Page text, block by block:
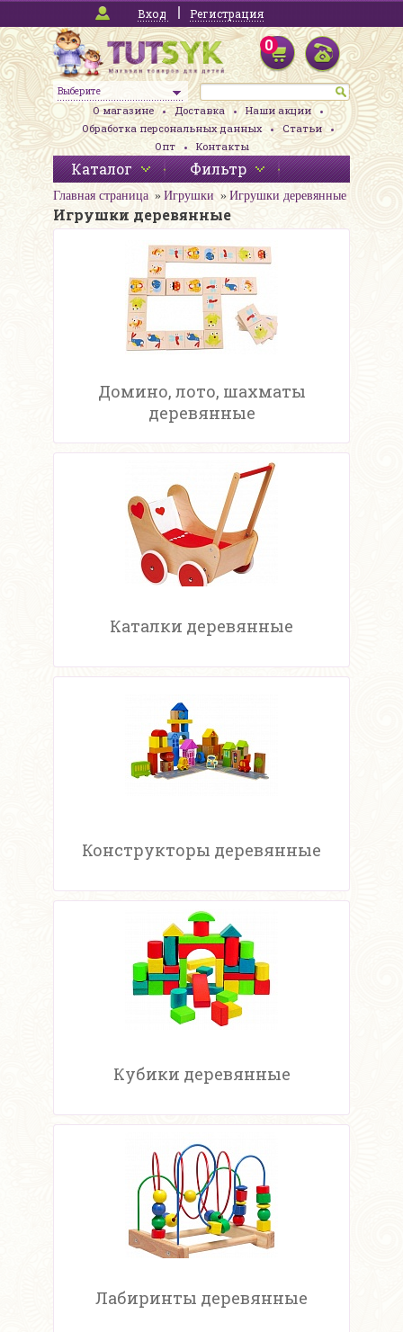
Вход Регистрация
Выберите
0
О магазине Доставка
Наши акции
Обработка персональных данных
Статьи
Опт
Контакты
Каталог Фильтр
Главная страница Игрушки Игрушки деревянные
Игрушки деревянные
Домино, лото, шахматы
деревянные
Каталки деревянные
Конструкторы деревянные
Кубики деревянные
Лабиринты деревянные